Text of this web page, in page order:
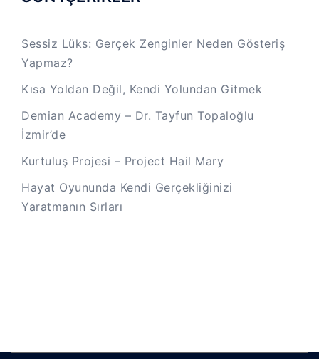
Sessiz Lüks: Gerçek Zenginler Neden Gösteriş
Yapmaz?
Kısa Yoldan Değil, Kendi Yolundan Gitmek
Demian Academy – Dr. Tayfun Topaloğlu
İzmir’de
Kurtuluş Projesi – Project Hail Mary
Hayat Oyununda Kendi Gerçekliğinizi
Yaratmanın Sırları